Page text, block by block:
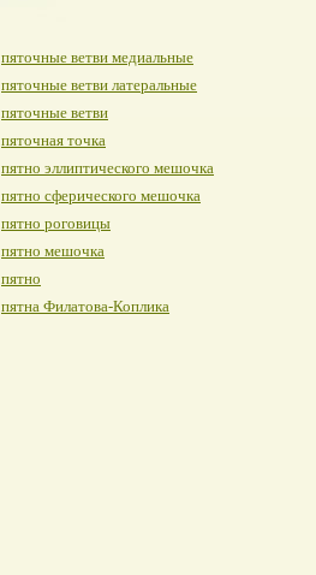
пяточные ветви медиальные
пяточные ветви латеральные
пяточные ветви
пяточная точка
пятно эллиптического мешочка
пятно сферического мешочка
пятно роговицы
пятно мешочка
пятно
пятна Филатова-Коплика